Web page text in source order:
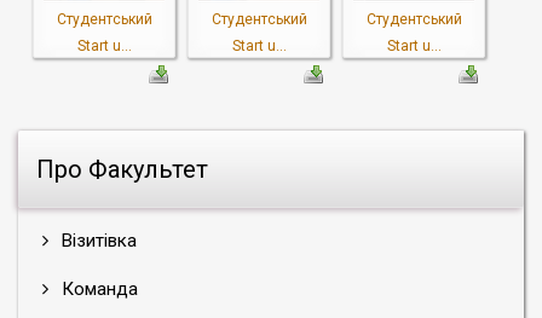
Про Факультет
Візитівка
Команда
Студентський
Start u...
Студентський
Start u...
Студентський
Start u...